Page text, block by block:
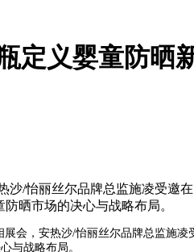
定义婴童防晒
/怡丽丝尔品牌总监施凌受邀
晒市场的决心与战略布局。
会，安热沙/怡丽丝尔品牌总监施凌
与战略布局。